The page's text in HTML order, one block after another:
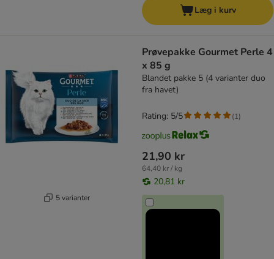
Læg i kurv
5 varianter
Prøvepakke Gourmet Perle 4
x 85 g
Blandet pakke 5 (4 varianter duo
fra havet)
21,90 kr
64,40 kr / kg
20,81 kr
Rating: 5/5 (1)